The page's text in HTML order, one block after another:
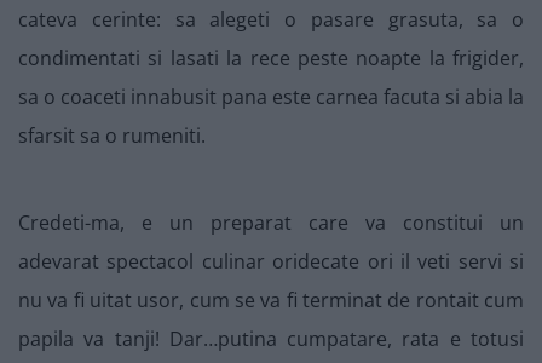
cateva cerinte: sa alegeti o pasare grasuta, sa o
condimentati si lasati la rece peste noapte la frigider,
sa o coaceti innabusit pana este carnea facuta si abia la
sfarsit sa o rumeniti.
Credeti-ma, e un preparat care va constitui un
adevarat spectacol culinar oridecate ori il veti servi si
nu va fi uitat usor, cum se va fi terminat de rontait cum
papila va tanji! Dar…putina cumpatare, rata e totusi